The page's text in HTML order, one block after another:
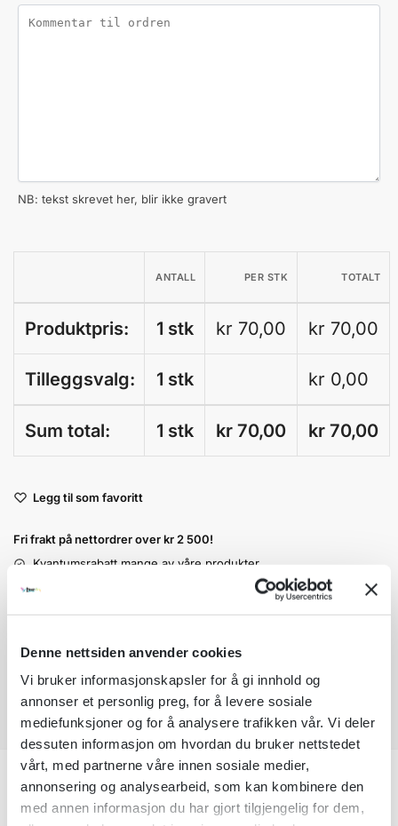
Denne nettsiden anvender cookies
Vi bruker informasjonskapsler for å gi innhold og
annonser et personlig preg, for å levere sosiale
mediefunksjoner og for å analysere trafikken vår. Vi deler
dessuten informasjon om hvordan du bruker nettstedet
vårt, med partnerne våre innen sosiale medier,
annonsering og analysearbeid, som kan kombinere den
med annen informasjon du har gjort tilgjengelig for dem,
NB: tekst skrevet her, blir ikke gravert
ANTALL PER STK TOTALT
Produktpris: 1 stk kr 70,00 kr 70,00
Tilleggsvalg: 1 stk kr 0,00
Sum total: 1 stk kr 70,00 kr 70,00
l
e
r
t
e
Legg til som favoritt
Fri frakt på nettordrer over kr 2 500!
Kvantumsrabatt mange av våre produkter
Ordre som haster kan sendes innad 1-2 virkedager mot tillegg
Garantert trygg betaling
Beskrivelse